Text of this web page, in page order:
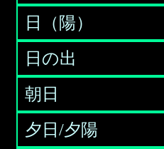
日（陽）
日の出
朝日
夕日/夕陽